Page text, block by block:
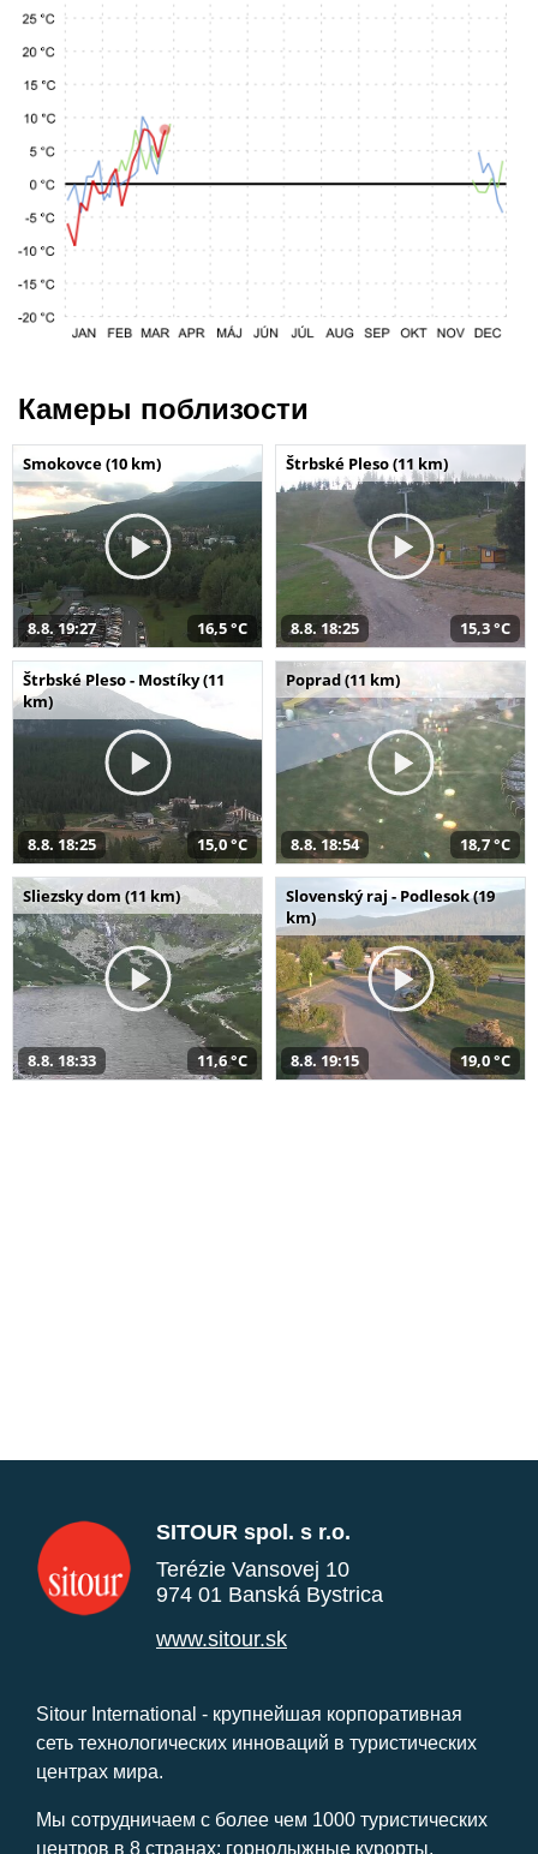
Камеры поблизости
Smokovce (10 km)
8.8. 19:27 16,5 °C
Štrbské Pleso (11 km)
8.8. 18:25 15,3 °C
Štrbské Pleso - Mostíky (11
km)
8.8. 18:25 15,0 °C
Poprad (11 km)
8.8. 18:54 18,7 °C
Sliezsky dom (11 km)
8.8. 18:33 11,6 °C
Slovenský raj - Podlesok (19
km)
8.8. 19:15 19,0 °C
SITOUR spol. s r.o.
Terézie Vansovej 10
974 01 Banská Bystrica
www.sitour.sk
Sitour International - крупнейшая корпоративная
сеть технологических инноваций в туристических
центрах мира.
Мы сотрудничаем с более чем 1000 туристических
центров в 8 странах: горнолыжные курорты,